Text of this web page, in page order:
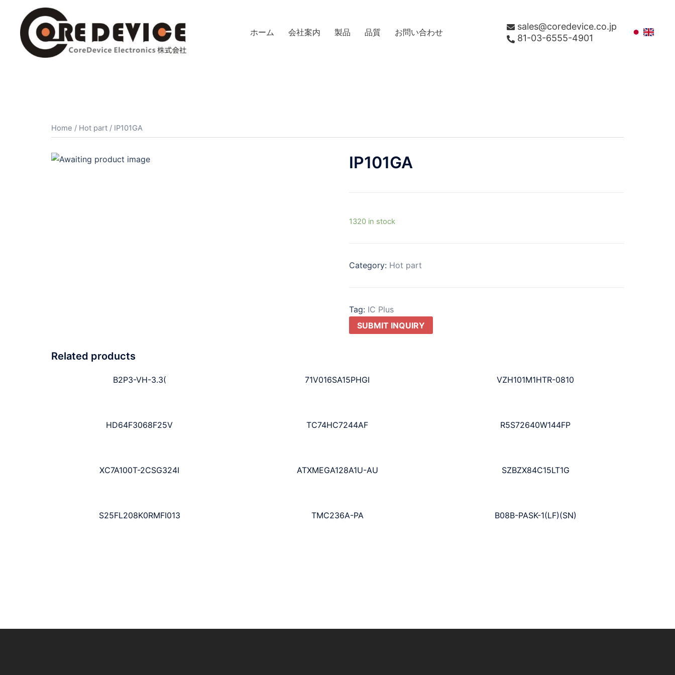
ホーム 会社案内 製品 品質 お問い合わせ
sales@coredevice.co.jp
81-03-6555-4901
Home / Hot part / IP101GA
IP101GA
1320 in stock
Category: Hot part
Tag: IC Plus
SUBMIT INQUIRY
Related products
B2P3-VH-3.3( 71V016SA15PHGI VZH101M1HTR-0810
HD64F3068F25V TC74HC7244AF R5S72640W144FP
XC7A100T-2CSG324I ATXMEGA128A1U-AU SZBZX84C15LT1G
S25FL208K0RMFI013 TMC236A-PA B08B-PASK-1(LF)(SN)